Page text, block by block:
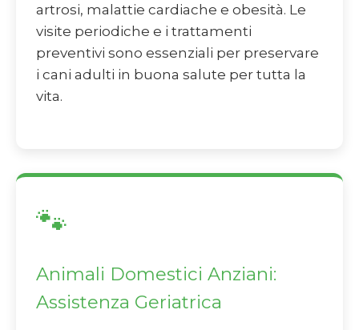
artrosi, malattie cardiache e obesità. Le
visite periodiche e i trattamenti
preventivi sono essenziali per preservare
i cani adulti in buona salute per tutta la
vita.
🐾
Animali Domestici Anziani:
Assistenza Geriatrica